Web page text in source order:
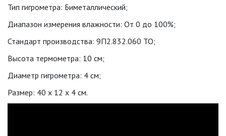
Тип гигрометра: Биметаллический;
Диапазон измерения влажности: От 0 до 100%;
Стандарт производства: 9П2.832.060 ТО;
Высота термометра: 10 см;
Диаметр гигрометра: 4 см;
Размер: 40 x 12 x 4 см.